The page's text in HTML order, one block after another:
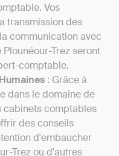
Vos
transmission des
communication avec
Trez seront
comptable.
: Grâce à
dans le domaine de
cabinets comptables
des conseils
d'embaucher
Trez ou d'autres